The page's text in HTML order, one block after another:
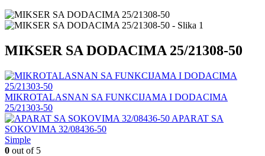
MIKSER SA DODACIMA 25/21308-50
MIKROTALASNAN SA FUNKCIJAMA I DODACIMA
25/21303-50
APARAT SA
SOKOVIMA 32/08436-50
Simple
0 out of 5